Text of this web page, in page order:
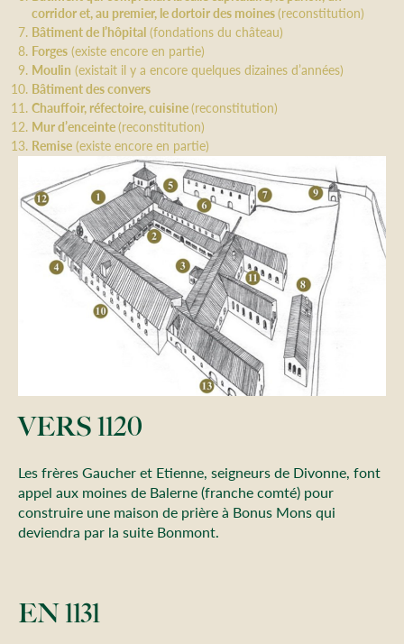
corridor et, au premier, le dortoir des moines(reconstitution)
Bâtiment de l’hôpital (fondations du château)
Forges (existe encore en partie)
Moulin (existait il y a encore quelques dizaines d’années)
Bâtiment des convers
Chauffoir, réfectoire, cuisine(reconstitution)
Mur d’enceinte(reconstitution)
Remise (existe encore en partie)
VERS 1120
Les frères Gaucher et Etienne, seigneurs de Divonne, font
appel aux moines de Balerne (franche comté) pour
construire une maison de prière à Bonus Mons qui
deviendra par la suite Bonmont.
EN 1131